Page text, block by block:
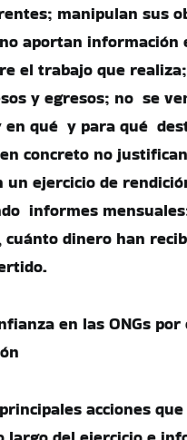
manipulan sus
aportan información
el trabajo que
y egresos; no se
qué y para qué
concreto no
un ejercicio de
informes
cuánto dinero han
acciones